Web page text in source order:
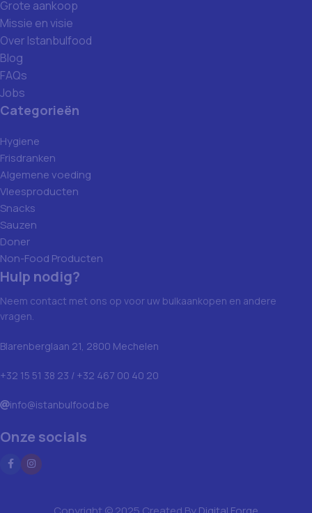
Grote aankoop
Missie en visie
Over Istanbulfood
Blog
FAQs
Jobs
Categorieën
Hygiene
Frisdranken
Algemene voeding
Vleesproducten
Snacks
Sauzen
Doner
Non-Food Producten
Hulp nodig?
Neem contact met ons op voor uw bulkaankopen en andere
vragen.
Blarenberglaan 21, 2800 Mechelen
+32 15 51 38 23 / +32 467 00 40 20
info@istanbulfood.be
Onze socials